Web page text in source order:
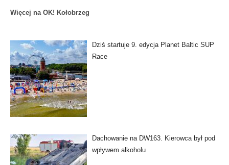
Więcej na OK! Kołobrzeg
Dziś startuje 9. edycja Planet Baltic SUP
Race
Dachowanie na DW163. Kierowca był pod
wpływem alkoholu